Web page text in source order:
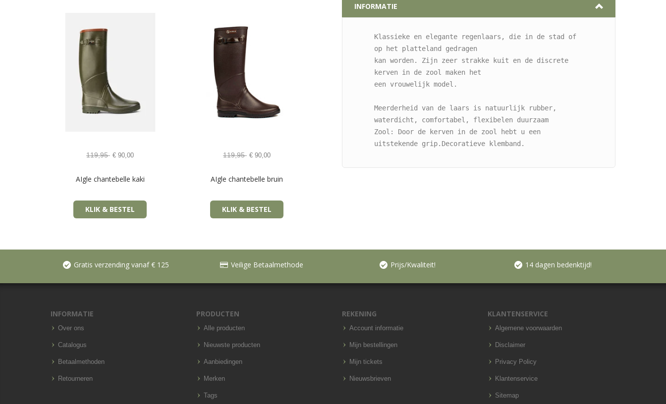
119,95 € 90,00
AIgle chantebelle kaki
KLIK & BESTEL
119,95 € 90,00
AIgle chantebelle bruin
KLIK & BESTEL
INFORMATIE
Klassieke en elegante regenlaars, die in de stad of
op het platteland gedragen
kan worden. Zijn zeer strakke kuit en de discrete
kerven in de zool maken het
een vrouwelijk model.
Meerderheid van de laars is natuurlijk rubber,
waterdicht, comfortabel, flexibelen duurzaam
Zool: Door de kerven in de zool hebt u een
uitstekende grip.Decoratieve klemband.
Gratis verzending vanaf € 125 Veilige Betaalmethode Prijs/Kwaliteit! 14 dagen bedenktijd!
INFORMATIE
Over ons
Catalogus
Betaalmethoden
Retourneren
PRODUCTEN
Alle producten
Nieuwste producten
Aanbiedingen
Merken
Tags
REKENING
Account informatie
Mijn bestellingen
Mijn tickets
Nieuwsbrieven
KLANTENSERVICE
Algemene voorwaarden
Disclaimer
Privacy Policy
Klantenservice
Sitemap